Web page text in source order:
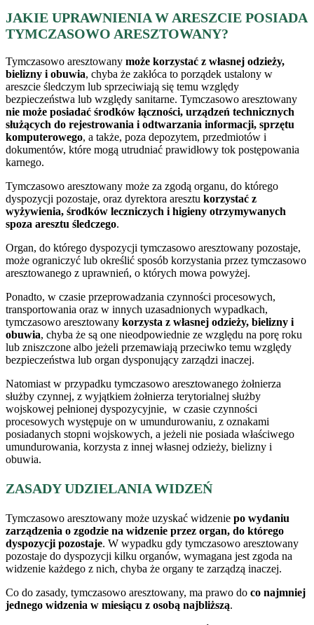
JAKIE UPRAWNIENIA W ARESZCIE POSIADA
TYMCZASOWO ARESZTOWANY?
Tymczasowo aresztowany może korzystać z własnej odzieży,
bielizny i obuwia, chyba że zakłóca to porządek ustalony w
areszcie śledczym lub sprzeciwiają się temu względy
bezpieczeństwa lub względy sanitarne. Tymczasowo aresztowany
nie może posiadać środków łączności, urządzeń technicznych
służących do rejestrowania i odtwarzania informacji, sprzętu
komputerowego, a także, poza depozytem, przedmiotów i
dokumentów, które mogą utrudniać prawidłowy tok postępowania
karnego.
Tymczasowo aresztowany może za zgodą organu, do którego
dyspozycji pozostaje, oraz dyrektora aresztu korzystać z
wyżywienia, środków leczniczych i higieny otrzymywanych
spoza aresztu śledczego.
Organ, do którego dyspozycji tymczasowo aresztowany pozostaje,
może ograniczyć lub określić sposób korzystania przez tymczasowo
aresztowanego z uprawnień, o których mowa powyżej.
Ponadto, w czasie przeprowadzania czynności procesowych,
transportowania oraz w innych uzasadnionych wypadkach,
tymczasowo aresztowany korzysta z własnej odzieży, bielizny i
obuwia, chyba że są one nieodpowiednie ze względu na porę roku
lub zniszczone albo jeżeli przemawiają przeciwko temu względy
bezpieczeństwa lub organ dysponujący zarządzi inaczej.
Natomiast w przypadku tymczasowo aresztowanego żołnierza
służby czynnej, z wyjątkiem żołnierza terytorialnej służby
wojskowej pełnionej dyspozycyjnie, w czasie czynności
procesowych występuje on w umundurowaniu, z oznakami
posiadanych stopni wojskowych, a jeżeli nie posiada właściwego
umundurowania, korzysta z innej własnej odzieży, bielizny i
obuwia.
ZASADY UDZIELANIA WIDZEŃ
Tymczasowo aresztowany może uzyskać widzenie po wydaniu
zarządzenia o zgodzie na widzenie przez organ, do którego
dyspozycji pozostaje. W wypadku gdy tymczasowo aresztowany
pozostaje do dyspozycji kilku organów, wymagana jest zgoda na
widzenie każdego z nich, chyba że organy te zarządzą inaczej.
Co do zasady, tymczasowo aresztowany, ma prawo do co najmniej
jednego widzenia w miesiącu z osobą najbliższą.